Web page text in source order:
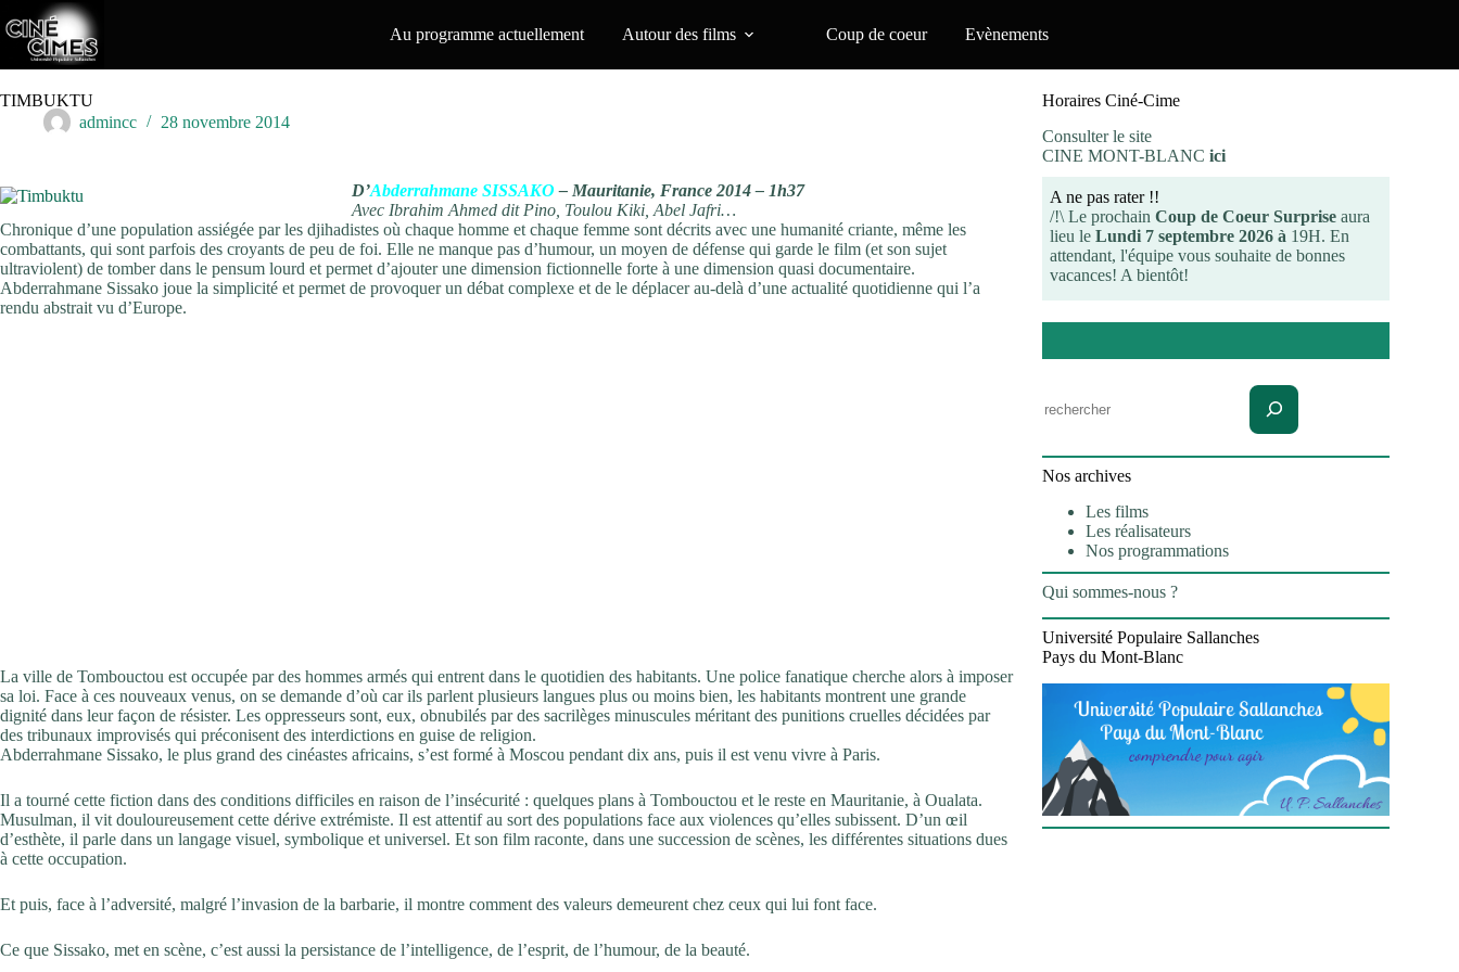
au
contenu
Au programme actuellement Autour des films Coup de coeur Evènements
TIMBUKTU
admincc
28 novembre 2014
D’Abderrahmane SISSAKO – Mauritanie, France 2014 – 1h37
Avec Ibrahim Ahmed dit Pino, Toulou Kiki, Abel Jafri…
Chronique d’une population assiégée par les djihadistes où chaque homme et chaque femme sont décrits avec une humanité criante, même les
combattants, qui sont parfois des croyants de peu de foi. Elle ne manque pas d’humour, un moyen de défense qui garde le film (et son sujet
ultraviolent) de tomber dans le pensum lourd et permet d’ajouter une dimension fictionnelle forte à une dimension quasi documentaire.
Abderrahmane Sissako joue la simplicité et permet de provoquer un débat complexe et de le déplacer au-delà d’une actualité quotidienne qui l’a
rendu abstrait vu d’Europe.
La ville de Tombouctou est occupée par des hommes armés qui entrent dans le quotidien des habitants. Une police fanatique cherche alors à imposer
sa loi. Face à ces nouveaux venus, on se demande d’où car ils parlent plusieurs langues plus ou moins bien, les habitants montrent une grande
dignité dans leur façon de résister. Les oppresseurs sont, eux, obnubilés par des sacrilèges minuscules méritant des punitions cruelles décidées par
des tribunaux improvisés qui préconisent des interdictions en guise de religion.
Abderrahmane Sissako, le plus grand des cinéastes africains, s’est formé à Moscou pendant dix ans, puis il est venu vivre à Paris.
Il a tourné cette fiction dans des conditions difficiles en raison de l’insécurité : quelques plans à Tombouctou et le reste en Mauritanie, à Oualata.
Musulman, il vit douloureusement cette dérive extrémiste. Il est attentif au sort des populations face aux violences qu’elles subissent. D’un œil
d’esthète, il parle dans un langage visuel, symbolique et universel. Et son film raconte, dans une succession de scènes, les différentes situations dues
à cette occupation.
Et puis, face à l’adversité, malgré l’invasion de la barbarie, il montre comment des valeurs demeurent chez ceux qui lui font face.
Ce que Sissako, met en scène, c’est aussi la persistance de l’intelligence, de l’esprit, de l’humour, de la beauté.
Horaires Ciné-Cime
Consulter le site
CINE MONT-BLANC ici
A ne pas rater !!
/!\ Le prochain Coup de Coeur Surprise aura
lieu le Lundi 7 septembre 2026 à 19H. En
attendant, l'équipe vous souhaite de bonnes
vacances! A bientôt!
Nos archives
Les films
Les réalisateurs
Nos programmations
Qui sommes-nous ?
Université Populaire Sallanches
Pays du Mont-Blanc